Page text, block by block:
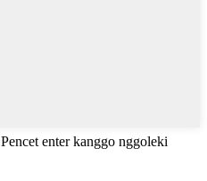
Pencet enter kanggo nggoleki